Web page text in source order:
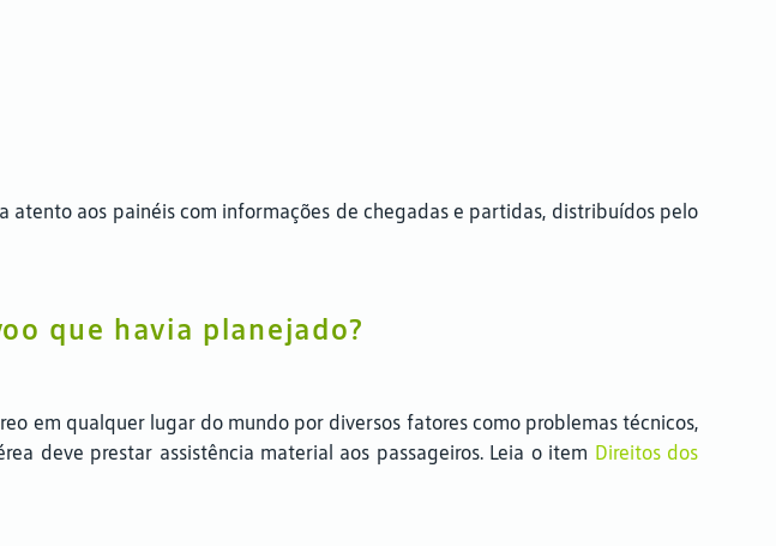
aos painéis com informações de chegadas e partidas, distribuídos pelo
que havia planejado?
em qualquer lugar do mundo por diversos fatores como problemas técnicos,
deve prestar assistência material aos passageiros. Leia o item Direitos dos